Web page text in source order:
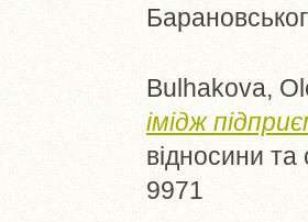
Bulhakova,
імідж
відносини
9971